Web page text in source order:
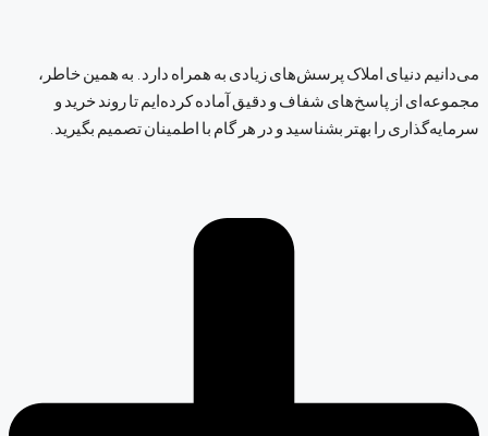
می‌دانیم دنیای املاک پرسش‌های زیادی به همراه دارد. به همین خاطر،
مجموعه‌ای از پاسخ‌های شفاف و دقیق آماده کرده‌ایم تا روند خرید و
سرمایه‌گذاری را بهتر بشناسید و در هر گام با اطمینان تصمیم بگیرید.